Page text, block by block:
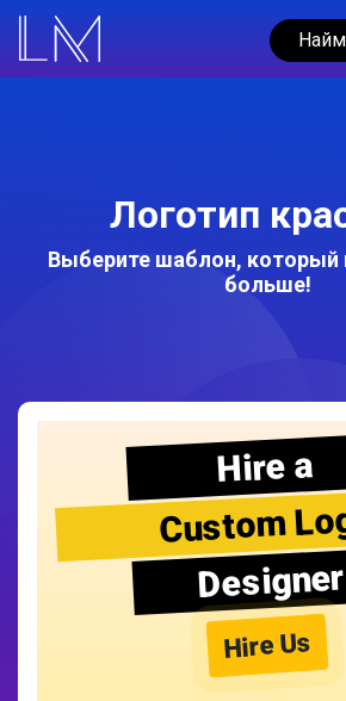
Логотип
Выберите шаблон, который
больше!
Hire a
Custom
Designer
Hire Us